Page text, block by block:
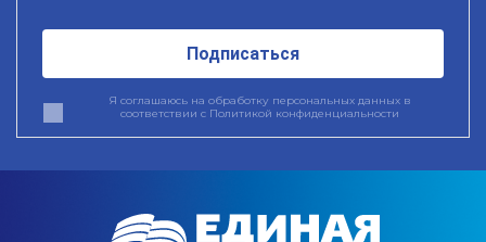
Подписаться
Я соглашаюсь на обработку персональных данных в
соответствии с Политикой конфиденциальности